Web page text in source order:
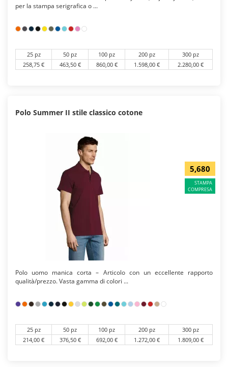
per la stampa serigrafica o ...
25 pz 50 pz 100 pz 200 pz
300 pz
258,75 €
463,50 € 860,00 € 1.598,00 € 2.280,00 €
Polo Summer II stile classico cotone
5,680
STAMPA
COMPRESA
Polo uomo manica corta – Articolo con un eccellente rapporto
qualità/prezzo. Vasta gamma di colori ...
25 pz 50 pz 100 pz 200 pz
300 pz
214,00 €
376,50 € 692,00 € 1.272,00 € 1.809,00 €